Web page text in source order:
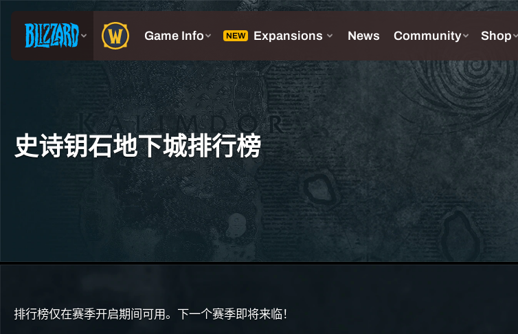
史诗钥石地下城排行榜
排行榜仅在赛季开启期间可用。下一个赛季即将来临！